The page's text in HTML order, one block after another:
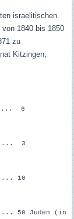
israelitischen
1840 bis 1850
zu
Kitzingen,
6
3
10
Juden (in